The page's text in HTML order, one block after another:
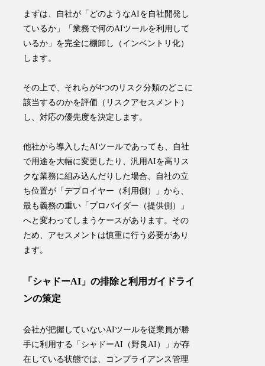
まずは、自社が「どのようなAIを自社開発し
ているか」「業務で何のAIツールを利用して
いるか」を完全に棚卸し（インベントリ化）
します。
その上で、それらが4つのリスク分類のどこに
該当するのかを評価（リスクアセスメント）
し、対応の優先度を決定します。
他社から導入したAIツールであっても、自社
で用途を大幅に変更したり、汎用AIを高リス
クな業務に組み込んだりした場合、自社の立
ち位置が「デプロイヤー（利用側）」から、
最も義務の重い「プロバイダー（提供側）」
へと変わってしまうケースがあります。その
ため、アセスメントは慎重に行う必要があり
ます。
「シャドーAI」の排除と利用ガイドライ
ンの策定
会社が把握していないAIツールを従業員が勝
手に利用する「シャドーAI（野良AI）」が存
在している状態では、コンプライアンス管理